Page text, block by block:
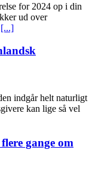
for 2024 op i din
ud over
[...]
indgår helt naturligt
kan lige så vel
gange om